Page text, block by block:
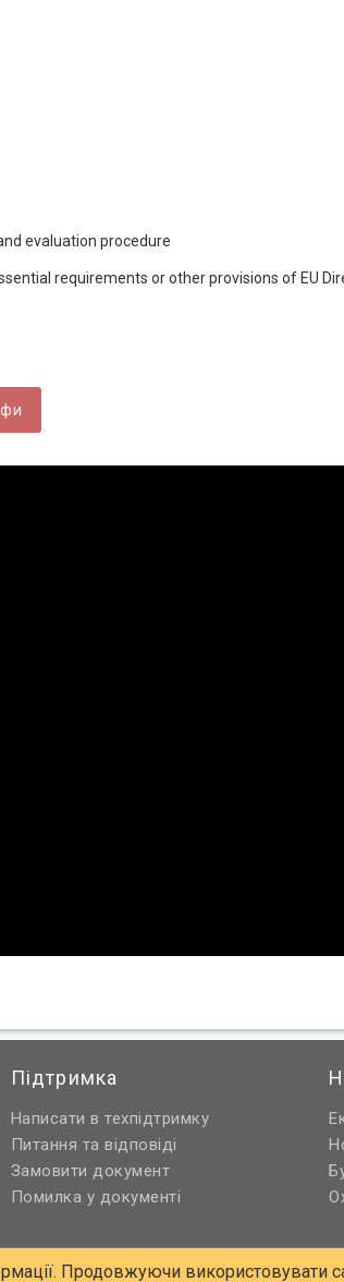
evaluation procedure
requirements or other provisions of EU
Підтримка
Написати в техпідтримку
Питання та відповіді
Замовити документ
Помилка у документі
Продовжуючи використовувати